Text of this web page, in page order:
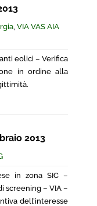
, VIA VAS AIA
eolici – Verifica
in ordine alla
2013
in zona SIC –
screening – VIA –
dell’interesse